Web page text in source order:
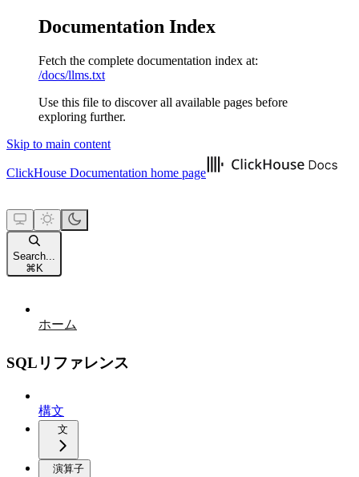
Documentation Index
Fetch the complete documentation index at:
/docs/llms.txt
Use this file to discover all available pages before
exploring further.
Skip to main content
ClickHouse Documentation home page
Search...
⌘ K
ホーム
SQLリファレンス
構文
文
演算子